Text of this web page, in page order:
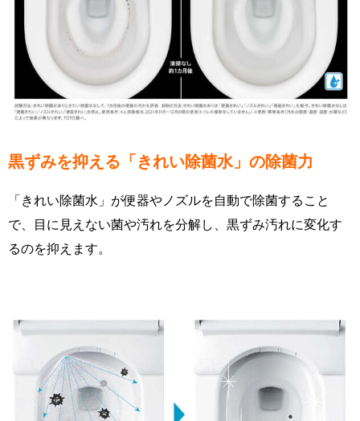
黒ずみを抑える「きれい除菌水」の除菌力
「きれい除菌水」が便器やノズルを自動で除菌すること
で、目に見えない菌や汚れを分解し、黒ずみ汚れに変化す
るのを抑えます。